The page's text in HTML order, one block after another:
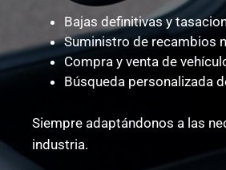
Bajas definitivas y
Suministro de recambios
Compra y venta de
Búsqueda personalizada
Siempre adaptándonos a las
industria.